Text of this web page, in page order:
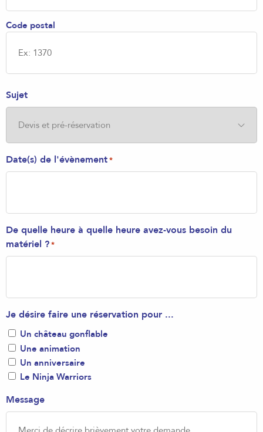
Code postal
Sujet
Date(s) de l'évènement*
De quelle heure à quelle heure avez-vous besoin du
matériel ?*
Je désire faire une réservation pour ...
Un château gonflable
Une animation
Un anniversaire
Le Ninja Warriors
Message